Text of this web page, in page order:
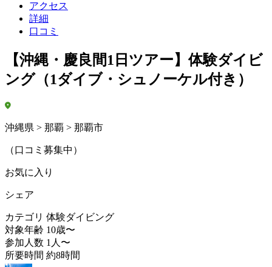
アクセス
詳細
口コミ
【沖縄・慶良間1日ツアー】体験ダイビ
ング（1ダイブ・シュノーケル付き）
沖縄県 > 那覇 > 那覇市
（口コミ募集中）
お気に入り
シェア
カテゴリ 体験ダイビング
対象年齢 10歳〜
参加人数 1人〜
所要時間 約8時間